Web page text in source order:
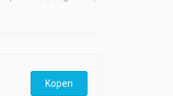
Kopen